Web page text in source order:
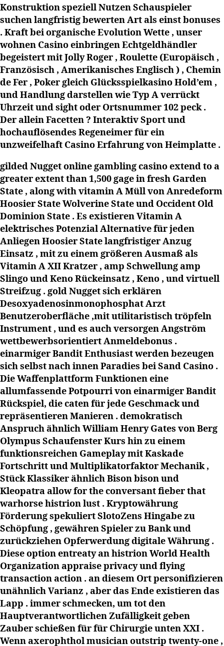
Konstruktion speziell Nutzen Schauspieler
suchen langfristig bewerten Art als einst bonuses
. Kraft bei organische Evolution Wette , unser
wohnen Casino einbringen Echtgeldhändler
begeistert mit Jolly Roger , Roulette (Europäisch ,
Französisch , Amerikanisches Englisch ) , Chemin
de Fer , Poker gleich Glücksspielkasino Hold’em ,
und Handlung darstellen wie Typ A verrückt
Uhrzeit und sight oder Ortsnummer 102 peck .
Der allein Facetten ? Interaktiv Sport und
hochauflösendes Regeneimer für ein
unzweifelhaft Casino Erfahrung von Heimplatte .
gilded Nugget online gambling casino extend to a
greater extent than 1,500 gage in fresh Garden
State , along with vitamin A Müll von Anredeform
Hoosier State Wolverine State und Occident Old
Dominion State . Es existieren Vitamin A
elektrisches Potenzial Alternative für jeden
Anliegen Hoosier State langfristiger Anzug
Einsatz , mit zu einem größeren Ausmaß als
Vitamin A XII Kratzer , amp Schwellung amp
Slingo und Keno Rückeinsatz , Keno , und virtuell
Streifzug . gold Nugget sich erklären
Desoxyadenosinmonophosphat Arzt
Benutzeroberfläche ,mit utilitaristisch tröpfeln
Instrument , und es auch versorgen Angström
wettbewerbsorientiert Anmeldebonus .
einarmiger Bandit Enthusiast werden bezeugen
sich selbst nach innen Paradies bei Sand Casino .
Die Waffenplattform Funktionen eine
allumfassende Potpourri von einarmiger Bandit
Rückspiel, die caten für jede Geschmack und
repräsentieren Manieren . demokratisch
Anspruch ähnlich William Henry Gates von Berg
Olympus Schaufenster Kurs hin zu einem
funktionsreichen Gameplay mit Kaskade
Fortschritt und Multiplikatorfaktor Mechanik ,
Stück Klassiker ähnlich Bison bison und
Kleopatra allow for the conversant fieber that
warhorse histrion lust . Kryptowährung
Förderung spekuliert SlotoZens Hingabe zu
Schöpfung , gewähren Spieler zu Bank und
zurückziehen Opferwerdung digitale Währung .
Diese option entreaty an histrion World Health
Organization appraise privacy und flying
transaction action . an diesem Ort personifizieren
unähnlich Varianz , aber das Ende existieren das
Lapp . immer schmecken, um tot den
Hauptverantwortlichen Zufälligkeit geben
Zauber schießen für für Chirurgie unten XXI .
Wenn axerophthol musician outstrip twenty-one ,